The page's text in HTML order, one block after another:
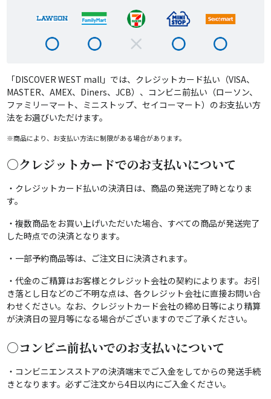
「DISCOVER WEST mall」では、クレジットカード払い（VISA、
MASTER、AMEX、Diners、JCB）、コンビニ前払い（ローソン、
ファミリーマート、ミニストップ、セイコーマート）のお支払い方
法をお選びいただけます。
※商品により、お支払い方法に制限がある場合があります。
○クレジットカードでのお支払いについて
・クレジットカード払いの決済日は、商品の発送完了時となりま
す。
・複数商品をお買い上げいただいた場合、すべての商品が発送完了
した時点での決済となります。
・一部予約商品等は、ご注文日に決済されます。
・代金のご精算はお客様とクレジット会社の契約によります。お引
き落とし日などのご不明な点は、各クレジット会社に直接お問い合
わせください。なお、クレジットカード会社の締め日等により精算
が決済日の翌月等になる場合がございますのでご了承ください。
○コンビニ前払いでのお支払いについて
・コンビニエンスストアの決済端末でご入金をしてからの発送手続
きとなります。必ずご注文から4日以内にご入金ください。